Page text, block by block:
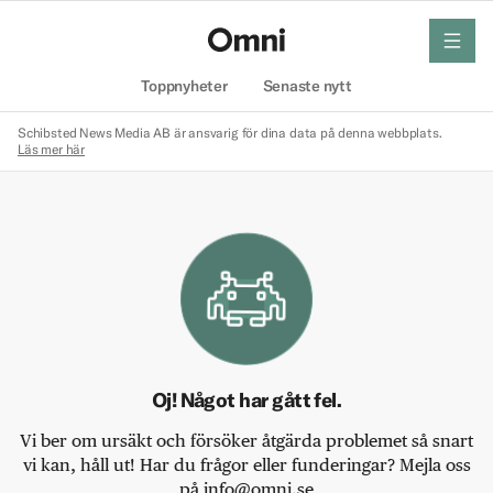
Toppnyheter Senaste nytt
meny
Schibsted News Media AB är ansvarig för dina data på denna webbplats.
Läs mer här
Oj! Något har gått fel.
Vi ber om ursäkt och försöker åtgärda problemet så snart
vi kan, håll ut! Har du frågor eller funderingar? Mejla oss